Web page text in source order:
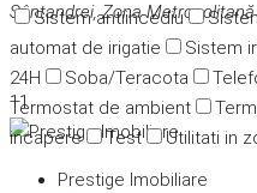
Sistem antiincediu
automat de irigatie
Sistem
24H
Soba/Teracota
Termostat de ambient
incapere
Test Utilitati in
Sântandrei, Zona
11
Prestige Imobiliare